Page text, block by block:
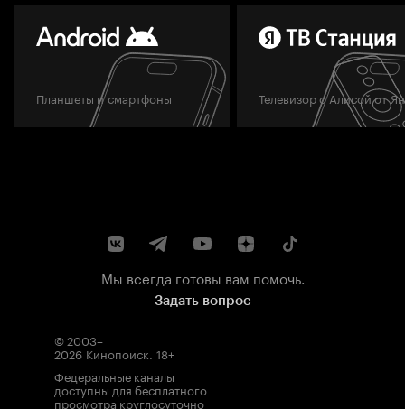
Планшеты и смартфоны Телевизор с Алисой от
Мы всегда готовы вам помочь.
Задать вопрос
© 2003–
2026 Кинопоиск. 18+
Федеральные каналы
доступны для бесплатного
просмотра круглосуточно